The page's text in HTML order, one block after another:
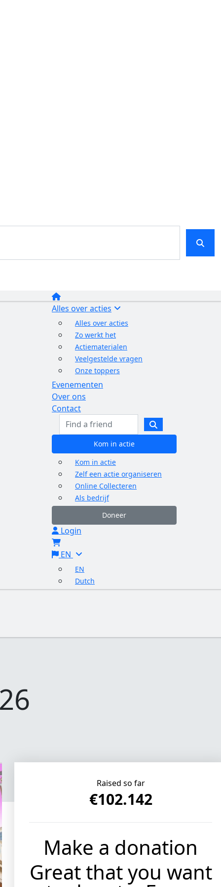
Alles over acties
Alles over acties
Zo werkt het
Actiematerialen
Veelgestelde vragen
Onze toppers
Evenementen
Over ons
Contact
Kom in actie
Kom in actie
Zelf een actie organiseren
Online Collecteren
Als bedrijf
Doneer
Login
EN
EN
Dutch
Raised so far
€102.142
Make a donation
Great that you want
Your data
I'd like to remain anonymous to the